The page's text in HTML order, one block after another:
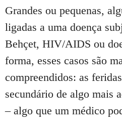
Grandes ou pequenas,
ligadas a uma doença
Behçet, HIV/AIDS ou
forma, esses casos são
compreendidos: as
secundário de algo mais
– algo que um médico